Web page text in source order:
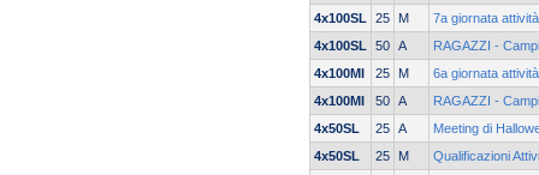
4x100SL
25 M
7a giornata
4x100SL
50 A
RAGAZZI -
4x100MI
25 M
6a giornata
4x100MI
50 A
RAGAZZI -
4x50SL
25 A
Meeting di
4x50SL
25 M
Qualificazioni